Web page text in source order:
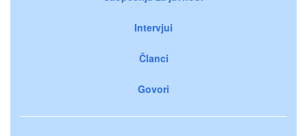
Intervjui
Članci
Govori